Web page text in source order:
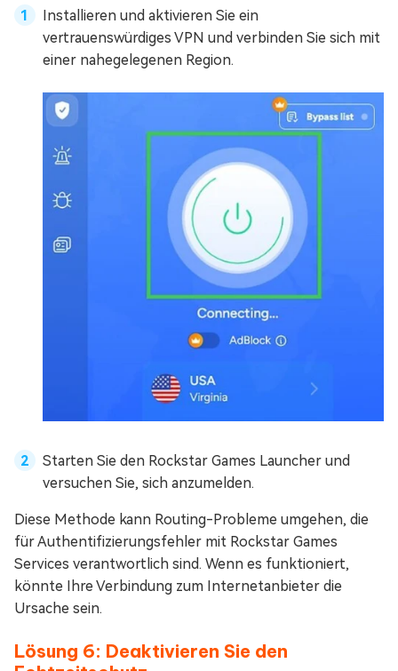
Installieren und aktivieren Sie ein
vertrauenswürdiges VPN und verbinden Sie sich mit
einer nahegelegenen Region.
Starten Sie den Rockstar Games Launcher und
versuchen Sie, sich anzumelden.
Diese Methode kann Routing-Probleme umgehen, die
für Authentifizierungsfehler mit Rockstar Games
Services verantwortlich sind. Wenn es funktioniert,
könnte Ihre Verbindung zum Internetanbieter die
Ursache sein.
Lösung 6: Deaktivieren Sie den